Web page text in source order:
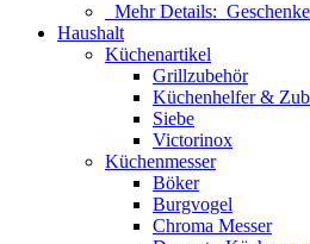
Mehr Details:
Haushalt
Küchenartikel
Grillzubehör
Küchenhelfer &
Siebe
Victorinox
Küchenmesser
Böker
Burgvogel
Chroma Messer